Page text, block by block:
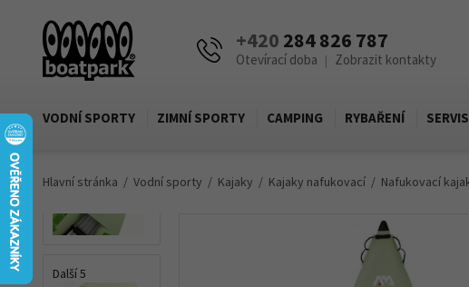
+420 284 826 787
Otevírací doba | Zobrazit kontakty
VODNÍ SPORTY ZIMNÍ SPORTY CAMPING RYBAŘENÍ
Hlavní stránka Vodní sporty Kajaky Kajaky nafukovací Nafukovací
Další 5